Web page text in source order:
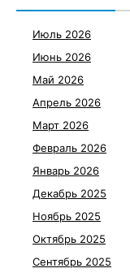
Июль 2026
Июнь 2026
Май 2026
Апрель 2026
Март 2026
Февраль 2026
Январь 2026
Декабрь 2025
Ноябрь 2025
Октябрь 2025
Сентябрь 2025